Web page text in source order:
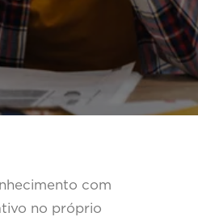
com
no próprio